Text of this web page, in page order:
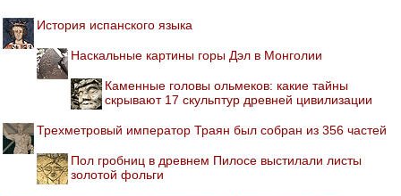
История испанского языка
Наскальные картины горы Дэл в Монголии
Каменные головы ольмеков: какие тайны
скрывают 17 скульптур древней цивилизации
Трехметровый император Траян был собран из 356 частей
Пол гробниц в древнем Пилосе выстилали листы
золотой фольги